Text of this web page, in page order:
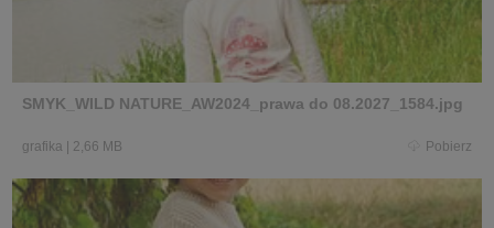
SMYK_WILD NATURE_AW2024_prawa do 08.2027_1584.jpg
grafika 2,66 MB Pobierz